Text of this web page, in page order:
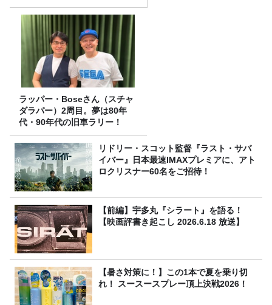
ラッパー・Boseさん（スチャ
ダラパー）2周目。夢は80年
代・90年代の旧車ラリー！
リドリー・スコット監督『ラスト・サバ
イバー』日本最速IMAXプレミアに、アト
ロクリスナー60名をご招待！
【前編】宇多丸『シラート』を語る！
【映画評書き起こし 2026.6.18 放送】
【暑さ対策に！】この1本で夏を乗り切
れ！ スースースプレー頂上決戦2026！